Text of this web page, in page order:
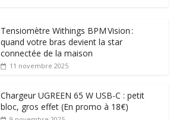
Tensiomètre Withings BPM Vision :
quand votre bras devient la star
connectée de la maison
11 novembre 2025
Chargeur UGREEN 65 W USB-C : petit
bloc, gros effet (En promo à 18€)